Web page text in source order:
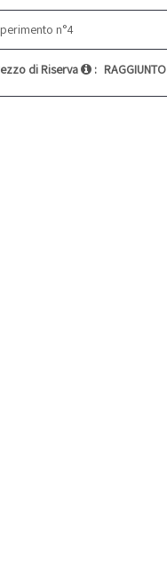
n°4
di Riserva : RAGGIUNTO